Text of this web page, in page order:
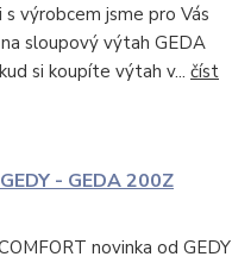
s výrobcem jsme pro Vás
sloupový výtah GEDA
si koupíte výtah v... číst
- GEDA 200Z
novinka od GEDY